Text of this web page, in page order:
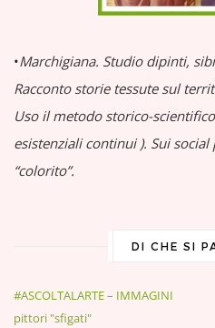
•Marchigiana. Studio dipinti,
Racconto storie tessute sul
Uso il metodo storico-
esistenziali continui ). Sui
“colorito”.
DI CHE SI
#ASCOLTALARTE – IMMAGINI
pittori "sfigati"